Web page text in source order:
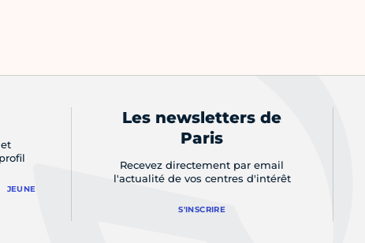
JEUNE
Les newsletters de
Paris
Recevez directement par email
l'actualité de vos centres d'intérêt
S'INSCRIRE